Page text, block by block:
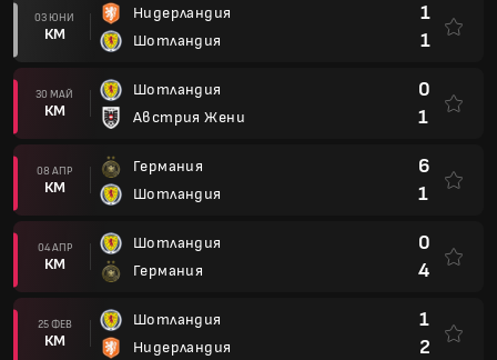
03 ЮНИ
КМ
Нидерландия
Шотландия
1
1
30 МАЙ
КМ
Шотландия
Австрия Жени
0
1
08 АПР
КМ
Германия
Шотландия
6
1
04 АПР
КМ
Шотландия
Германия
0
4
25 ФЕВ
КМ
Шотландия
Нидерландия
1
2